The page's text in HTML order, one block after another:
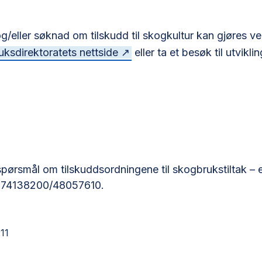
eller søknad om tilskudd til skogkultur kan gjøres
nettside
eller ta et besøk til
om tilskuddsordningene til skogbrukstiltak –
48057610.